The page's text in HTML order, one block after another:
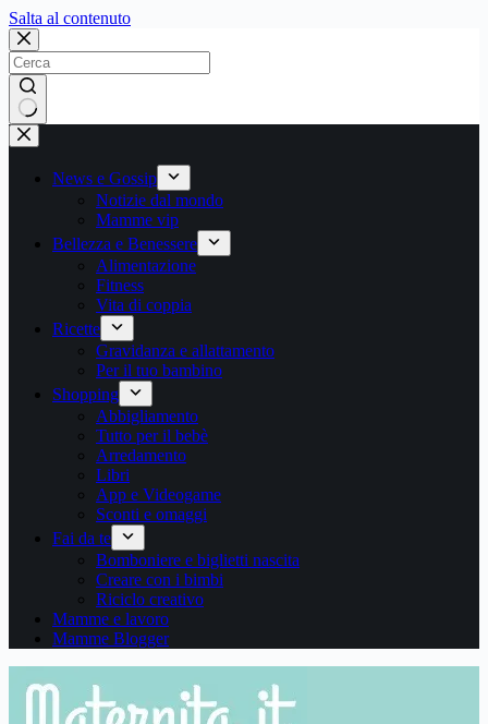
Salta al contenutoSalta
contenuto
Nessun
risultato
News e Gossip
Notizie dal mondo
Mamme vip
Bellezza e Benessere
Alimentazione
Fitness
Vita di coppia
Ricette
Gravidanza e allattamento
Per il tuo bambino
Shopping
Abbigliamento
Tutto per il bebè
Arredamento
Libri
App e Videogame
Sconti e omaggi
Fai da te
Bomboniere e biglietti nascita
Creare con i bimbi
Riciclo creativo
Mamme e lavoro
Mamme Blogger